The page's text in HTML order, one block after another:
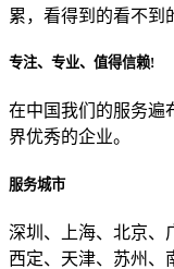
目前主要的营销渠道
累，看得到的看不到
专注、专业、值得信赖!
在中国我们的服务遍
界优秀的企业。
服务城市
深圳、上海、北京、
西定、天津、苏州、